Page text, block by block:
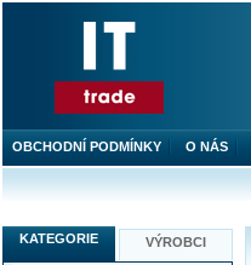
KATEGORIE VÝROBCI
OBCHODNÍ PODMÍNKY O NÁS